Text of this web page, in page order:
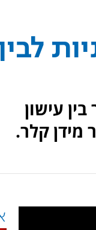
עישון
מידן קלר.